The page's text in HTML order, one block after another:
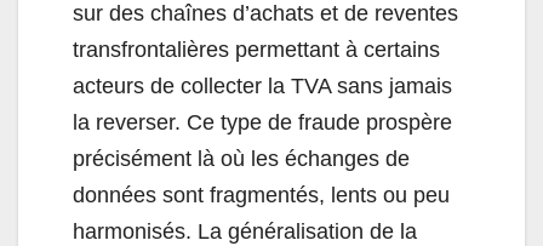
sur des chaînes d’achats et de reventes
transfrontalières permettant à certains
acteurs de collecter la TVA sans jamais
la reverser. Ce type de fraude prospère
précisément là où les échanges de
données sont fragmentés, lents ou peu
harmonisés. La généralisation de la